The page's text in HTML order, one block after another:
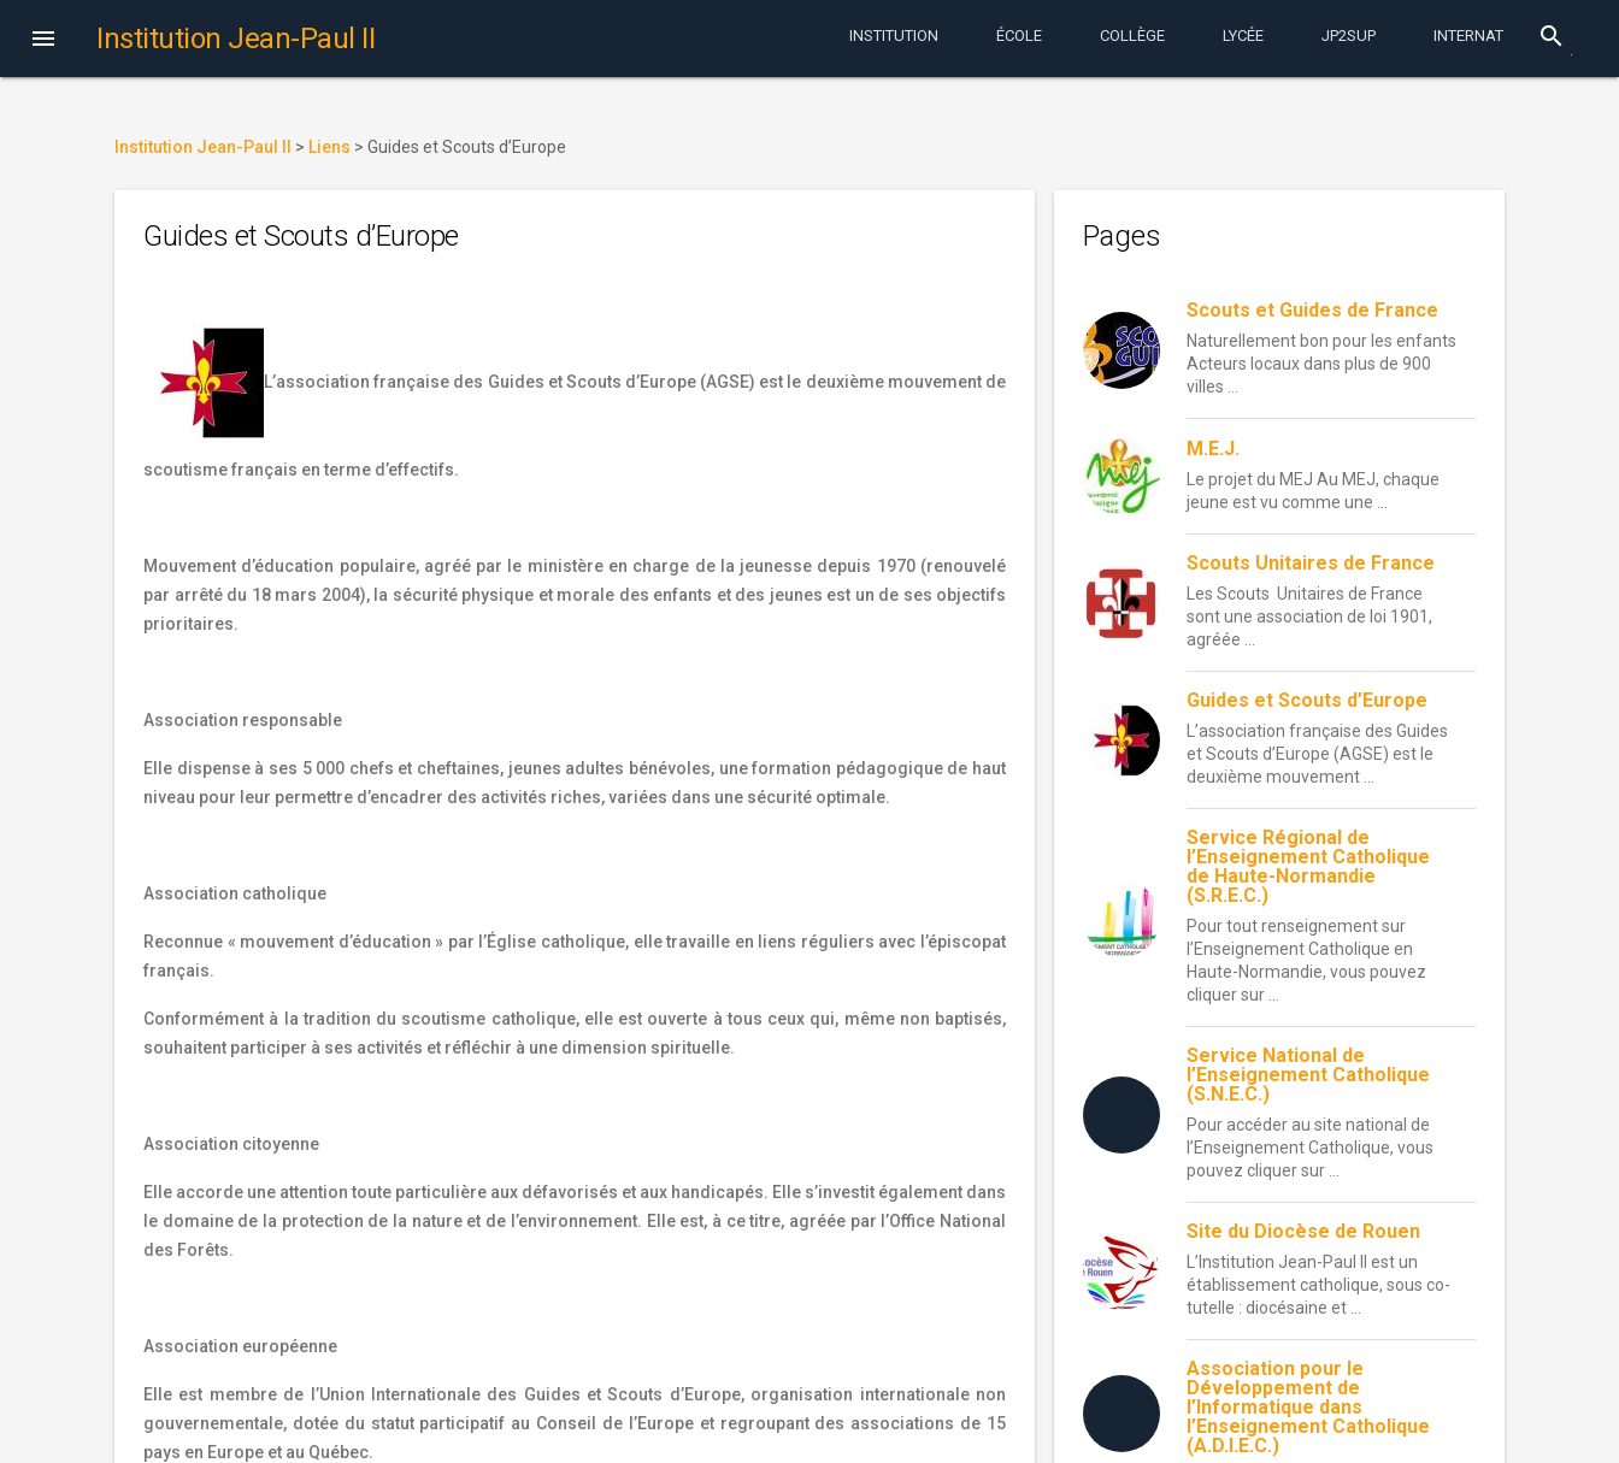
 Institution Jean-Paul II INSTITUTION ÉCOLE COLLÈGE LYCÉE JP2SUP INTERNAT search
Institution Jean-Paul II > Liens > Guides et Scouts d’Europe
Guides et Scouts d’Europe
L’association française des Guides et Scouts d’Europe (AGSE) est le deuxième mouvement de
scoutisme français en terme d’effectifs.
Mouvement d’éducation populaire, agréé par le ministère en charge de la jeunesse depuis 1970 (renouvelé
par arrêté du 18 mars 2004), la sécurité physique et morale des enfants et des jeunes est un de ses objectifs
prioritaires.
Association responsable
Elle dispense à ses 5 000 chefs et cheftaines, jeunes adultes bénévoles, une formation pédagogique de haut
niveau pour leur permettre d’encadrer des activités riches, variées dans une sécurité optimale.
Association catholique
Reconnue « mouvement d’éducation » par l’Église catholique, elle travaille en liens réguliers avec l’épiscopat
français.
Conformément à la tradition du scoutisme catholique, elle est ouverte à tous ceux qui, même non baptisés,
souhaitent participer à ses activités et réfléchir à une dimension spirituelle.
Association citoyenne
Elle accorde une attention toute particulière aux défavorisés et aux handicapés. Elle s’investit également dans
le domaine de la protection de la nature et de l’environnement. Elle est, à ce titre, agréée par l’Office National
des Forêts.
Association européenne
Elle est membre de l’Union Internationale des Guides et Scouts d’Europe, organisation internationale non
gouvernementale, dotée du statut participatif au Conseil de l’Europe et regroupant des associations de 15
pays en Europe et au Québec.
Pages
Scouts et Guides de France
Naturellement bon pour les enfants
Acteurs locaux dans plus de 900
villes ...
M.E.J.
Le projet du MEJ Au MEJ, chaque
jeune est vu comme une ...
Scouts Unitaires de France
Les Scouts Unitaires de France
sont une association de loi 1901,
agréée ...
Guides et Scouts d’Europe
L’association française des Guides
et Scouts d’Europe (AGSE) est le
deuxième mouvement ...
Service Régional de
l’Enseignement Catholique
de Haute-Normandie
(S.R.E.C.)
Pour tout renseignement sur
l’Enseignement Catholique en
Haute-Normandie, vous pouvez
cliquer sur ...
Service National de
l’Enseignement Catholique
(S.N.E.C.)
Pour accéder au site national de
l’Enseignement Catholique, vous
pouvez cliquer sur ...
Site du Diocèse de Rouen
L’Institution Jean-Paul II est un
établissement catholique, sous co-
tutelle : diocésaine et ...
Association pour le
Développement de
l’Informatique dans
l’Enseignement Catholique
(A.D.I.E.C.)